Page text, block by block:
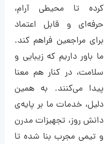
کرده تا محیطی آرام،
حرفه‌ای و قابل اعتماد
برای مراجعین فراهم کند.
ما باور داریم که زیبایی و
سلامت، در کنار هم معنا
پیدا می‌کنند. به همین
دلیل، خدمات ما بر پایه‌ی
دانش روز، تجهیزات مدرن
و تیمی مجرب بنا شده تا